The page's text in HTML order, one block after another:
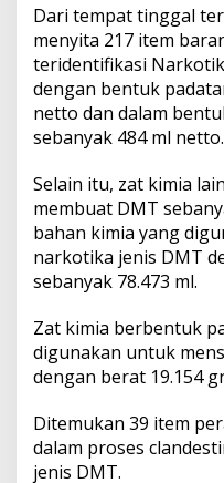
Dari tempat tinggal
menyita 217 item
teridentifikasi
dengan bentuk
netto dan dalam
sebanyak 484 ml netto.
Selain itu, zat kimia
membuat DMT
bahan kimia yang
narkotika jenis DMT
sebanyak 78.473 ml.
Zat kimia berbentuk
digunakan untuk
dengan berat 19.154
Ditemukan 39 item
dalam proses
jenis DMT.